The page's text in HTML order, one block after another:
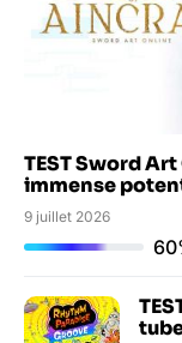
TEST Sword
immense
9 juillet 2026